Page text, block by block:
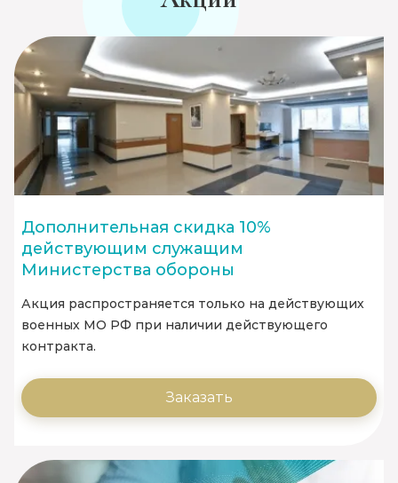
Дополнительная скидка 10%
действующим служащим
Министерства обороны
Акция распространяется только на действующих
военных МО РФ при наличии действующего
контракта.
Заказать